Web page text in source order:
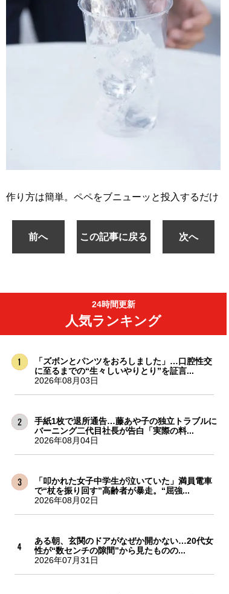
作り方は簡単。ペペをブニューッと投入するだけ
前へ この記事に戻る 次へ
24時間更新
人気ランキング
「ズボンとパンツをおろしました」…口腔性交
に至るまでの“生々しいやりとり”を証言...
2026年08月03日
手紙1枚で退所通告…藤あや子の独立トラブルに
バーニング二代目社長が告白「実際の料...
2026年08月04日
「叩かれた女子中学生が泣いていた」満員電車
で“杖を振り回す”高齢者が暴走。“屈強...
2026年08月02日
ある朝、玄関のドアがなぜか開かない…20代女
性が“数センチの隙間”から見たものの...
2026年07月31日